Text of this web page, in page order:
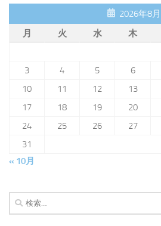
2026年8月
月
火 水 木
3
4 5 6
10
11 12 13
17
18 19 20
24
25 26 27
31
« 10月
検
索: